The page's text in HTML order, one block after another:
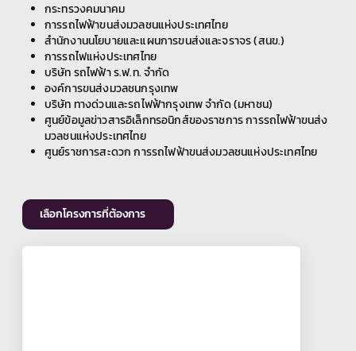
กระทรวงคมนาคม
การรถไฟฟ้าขนส่งมวลชนแห่งประเทศไทย
สำนักงานนโยบายและแผนการขนส่งและจราจร (สนข.)
การรถไฟแห่งประเทศไทย
บริษัท รถไฟฟ้า ร.ฟ.ท. จำกัด
องค์การขนส่งมวลชนกรุงเทพ
บริษัท ทางด่วนและรถไฟฟ้ากรุงเทพ จำกัด (มหาชน)
ศูนย์ข้อมูลข่าวสารอิเล็กทรอนิกส์ของราชการ การรถไฟฟ้าขนส่ง
มวลชนแห่งประเทศไทย
ศูนย์ราชการสะดวก การรถไฟฟ้าขนส่งมวลชนแห่งประเทศไทย
เลือกโครงการที่ต้องการ